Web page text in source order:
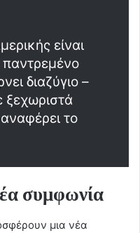
είναι
διαζύγιο –
ξεχωριστά
το
συμφωνία
μια νέα